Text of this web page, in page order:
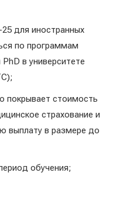
для иностранных
по программам
в университете
покрывает стоимость
страхование и
выплату в размере до
обучения;